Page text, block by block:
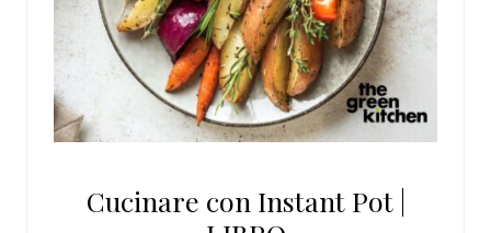
Cucinare con Instant Pot |